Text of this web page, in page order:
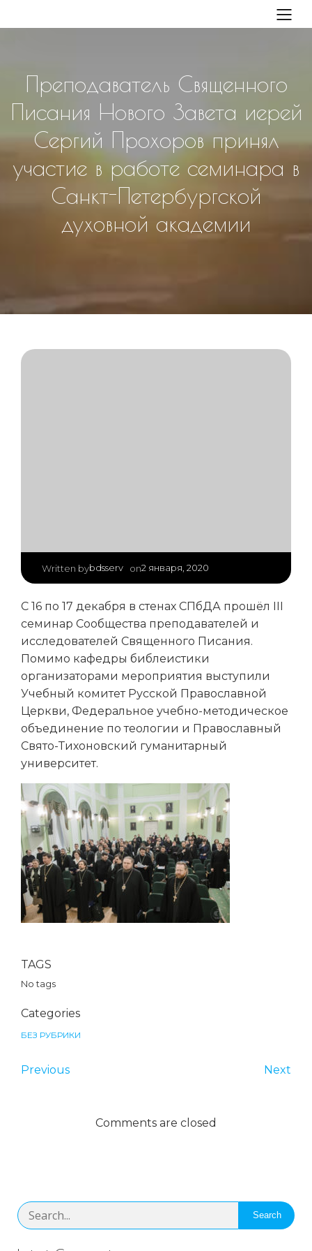
Преподаватель Священного
Писания Нового Завета иерей
Сергий Прохоров принял
участие в работе семинара в
Санкт-Петербургской
духовной академии
Written bybdsserv on2 января, 2020
С 16 по 17 декабря в стенах СПбДА прошёл III
семинар Сообщества преподавателей и
исследователей Священного Писания.
Помимо кафедры библеистики
организаторами мероприятия выступили
Учебный комитет Русской Православной
Церкви, Федеральное учебно-методическое
объединение по теологии и Православный
Свято-Тихоновский гуманитарный
университет.
TAGS
No tags
Categories
БЕЗ РУБРИКИ
Previous Next
Comments are closed
Search